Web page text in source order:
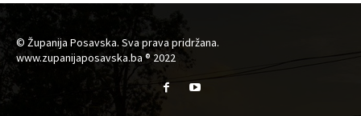
© Županija Posavska. Sva prava pridržana.
www.zupanijaposavska.ba ® 2022